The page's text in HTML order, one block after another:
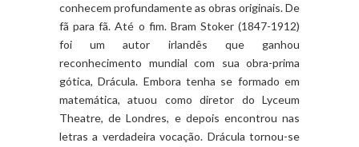
conhecem profundamente as obras originais. De
fã para fã. Até o fim. Bram Stoker (1847-1912)
foi um autor irlandês que ganhou
reconhecimento mundial com sua obra-prima
gótica, Drácula. Embora tenha se formado em
matemática, atuou como diretor do Lyceum
Theatre, de Londres, e depois encontrou nas
letras a verdadeira vocação. Drácula tornou-se